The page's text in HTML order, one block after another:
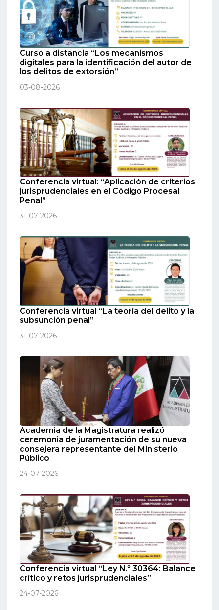
Curso a distancia “Los mecanismos
digitales para la identificación del autor de
los delitos de extorsión”
03-08-2026
Conferencia virtual: “Aplicación de criterios
jurisprudenciales en el Código Procesal
Penal”
31-07-2026
Conferencia virtual “La teoría del delito y la
subsunción penal”
31-07-2026
Academia de la Magistratura realizó
ceremonia de juramentación de su nueva
consejera representante del Ministerio
Público
24-07-2026
Conferencia virtual “Ley N.º 30364: Balance
crítico y retos jurisprudenciales”
24-07-2026